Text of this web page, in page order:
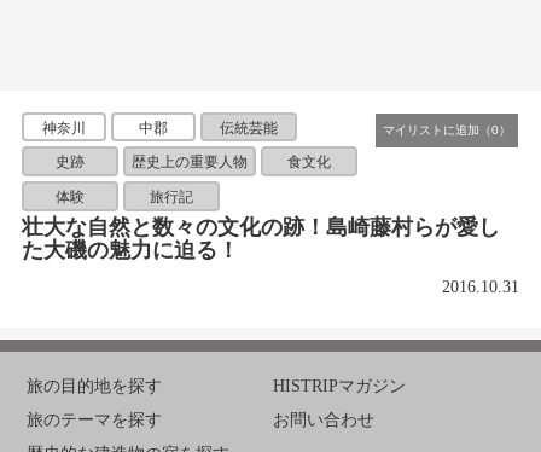
神奈川 中郡 伝統芸能
史跡 歴史上の重要人物 食文化
体験 旅行記
壮大な自然と数々の文化の跡！島崎藤村らが愛し
た大磯の魅力に迫る！
2016.10.31
旅の目的地を探す
旅のテーマを探す
HISTRIPマガジン
お問い合わせ